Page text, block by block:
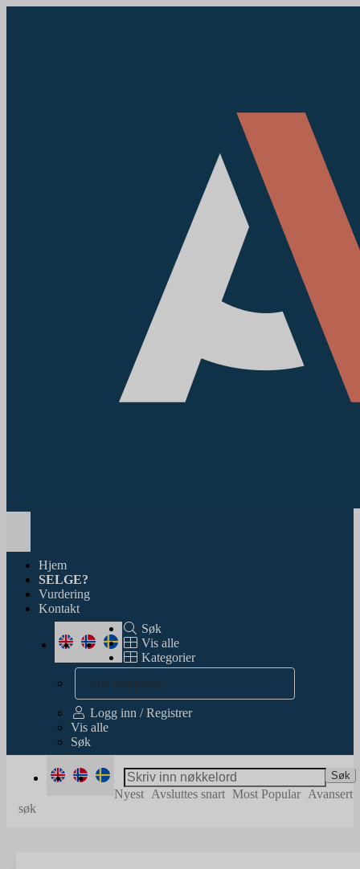
navigation
Hjem
SELGE?
Vurdering
Kontakt
Søk
Vis alle
Kategorier
Alle kategorier
Logg inn / Registrer
Vis alle
Søk
Søk
Nyest Avsluttes snart Most Popular Avansert
søk